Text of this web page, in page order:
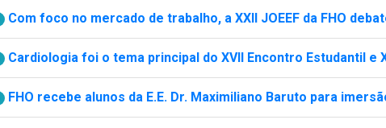
Com foco no mercado de trabalho, a XXII JOEEF da FHO
Cardiologia foi o tema principal do XVII Encontro Estudantil e
FHO recebe alunos da E.E. Dr. Maximiliano Baruto para